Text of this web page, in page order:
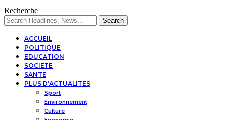
Recherche
ACCUEIL
POLITIQUE
EDUCATION
SOCIETE
SANTE
PLUS D’ACTUALITES
Sport
Environnement
Culture